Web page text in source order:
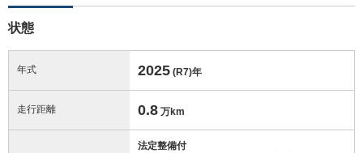
修復歴：無
状態
年式 2025 (R7)年
走行距離 0.8 万km
法定整備付